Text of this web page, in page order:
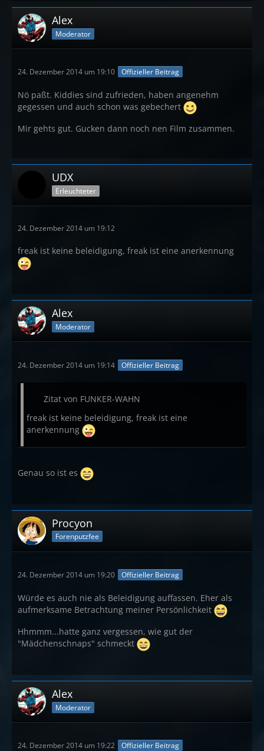
Alex
Moderator
24. Dezember 2014 um 19:10 Offizieller Beitrag
Nö paßt. Kiddies sind zufrieden, haben angenehm
gegessen und auch schon was gebechert
Mir gehts gut. Gucken dann noch nen Film zusammen.
UDX
Erleuchteter
24. Dezember 2014 um 19:12
freak ist keine beleidigung, freak ist eine anerkennung
Alex
Moderator
24. Dezember 2014 um 19:14 Offizieller Beitrag
Zitat von FUNKER-WAHN
freak ist keine beleidigung, freak ist eine
anerkennung
Genau so ist es
Procyon
Forenputzfee
24. Dezember 2014 um 19:20 Offizieller Beitrag
Würde es auch nie als Beleidigung auffassen. Eher als
aufmerksame Betrachtung meiner Persönlichkeit
Hhmmm...hatte ganz vergessen, wie gut der
"Mädchenschnaps" schmeckt
Alex
Moderator
24. Dezember 2014 um 19:22 Offizieller Beitrag